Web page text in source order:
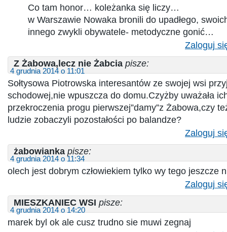
Co tam honor… koleżanka się liczy…
w Warszawie Nowaka bronili do upadłego,
innego zwykli obywatele- metodyczne gonić…
Zaloguj
Z Żabowa,lecz nie Żabcia pisze:
4 grudnia 2014 o 11:01
Sołtysowa Piotrowska interesantów ze swojej wsi
schodowej,nie wpuszcza do domu.Czyżby uważała
przekroczenia progu pierwszej”damy”z Żabowa,czy
ludzie zobaczyli pozostałości po balandze?
Zaloguj
żabowianka pisze:
4 grudnia 2014 o 11:34
olech jest dobrym człowiekiem tylko wy tego jeszcze
Zaloguj
MIESZKANIEC WSI pisze:
4 grudnia 2014 o 14:20
marek byl ok ale cusz trudno sie muwi zegnaj